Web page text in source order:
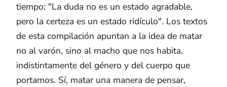
tiempo: "La duda no es un estado agradable,
pero la certeza es un estado ridículo". Los textos
de esta compilación apuntan a la idea de matar
no al varón, sino al macho que nos habita,
indistintamente del género y del cuerpo que
portamos. Sí, matar una manera de pensar,